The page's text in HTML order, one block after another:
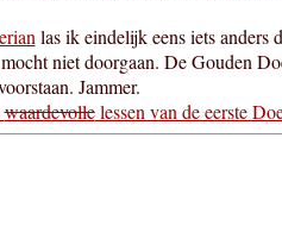
las ik eindelijk eens iets anders
mocht niet doorgaan. De Gouden
Jammer.
waardevollelessen van de eerste